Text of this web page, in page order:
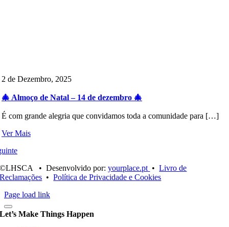
2 de Dezembro, 2025
🎄 Almoço de Natal – 14 de dezembro 🎄
É com grande alegria que convidamos toda a comunidade para […]
Ver Mais
©LHSCA • Desenvolvido por:yourplace.pt •Livro de
Reclamações •Política de Privacidade e Cookies
Page load link
Let’s Make Things Happen